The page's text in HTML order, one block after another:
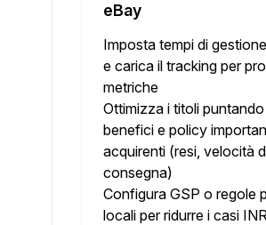
eBay
Imposta tempi di
e carica il tracking per
metriche
Ottimizza i titoli
benefici e policy
acquirenti (resi, velocità
consegna)
Configura GSP o regole
locali per ridurre i casi